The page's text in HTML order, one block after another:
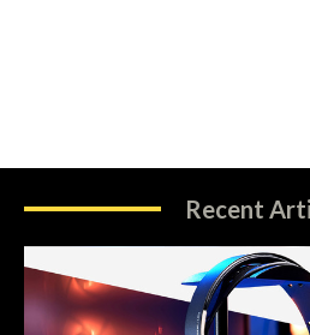
Recent